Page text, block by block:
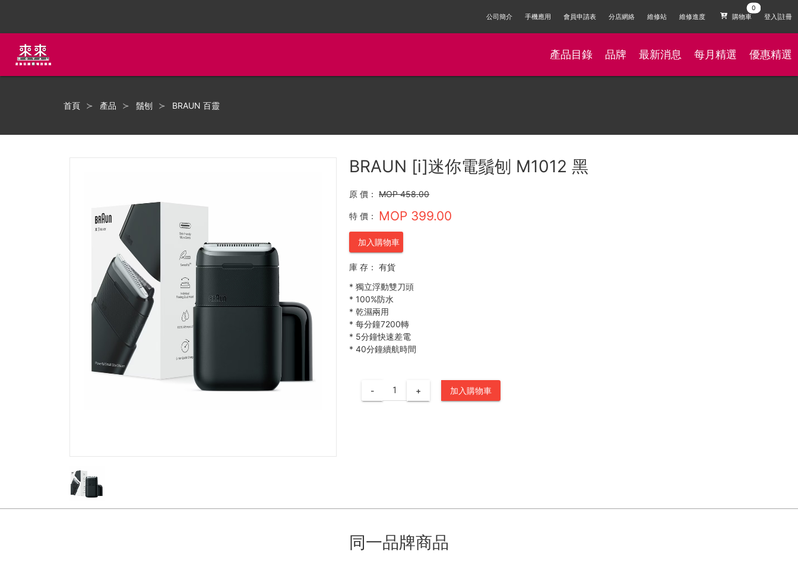
公司簡介 手機應用 會員申請表 分店網絡 維修站 維修進度 購物車 登入|註冊
產品目錄 品牌 最新消息 每月精選 優惠精選
首頁 產品 鬚刨 BRAUN 百靈
BRAUN [i]迷你電鬚刨 M1012 黑
原 價： MOP 458.00
特 價： MOP 399.00
加入購物車
庫 存：
有貨
* 獨立浮動雙刀頭
* 100%防水
* 乾濕兩用
* 每分鐘7200轉
* 5分鐘快速差電
* 40分鐘續航時間
- + 加入購物車
同一品牌商品